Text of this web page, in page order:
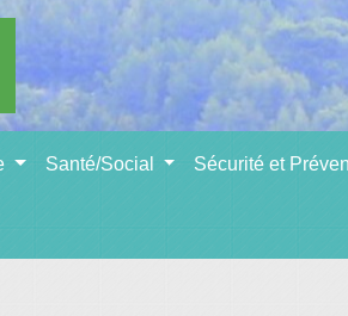
Santé/Social Sécurité et